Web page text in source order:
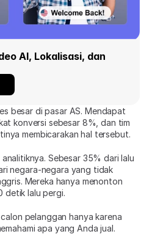
AI, Lokalisasi, dan
besar di pasar AS. Mendapat
konversi sebesar 8%, dan tim
membicarakan hal tersebut.
Sebesar 35% dari lalu
negara-negara yang tidak
Mereka hanya menonton
detik lalu pergi.
pelanggan hanya karena
apa yang Anda jual.